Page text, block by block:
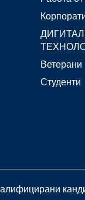
Ветерани
Студенти